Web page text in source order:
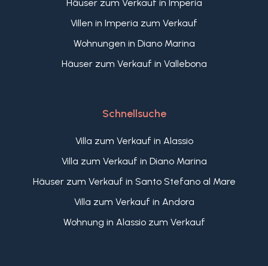
Häuser zum Verkauf in Imperia
Villen in Imperia zum Verkauf
Wohnungen in Diano Marina
Häuser zum Verkauf in Vallebona
Schnellsuche
Villa zum Verkauf in Alassio
Villa zum Verkauf in Diano Marina
Häuser zum Verkauf in Santo Stefano al Mare
Villa zum Verkauf in Andora
Wohnung in Alassio zum Verkauf